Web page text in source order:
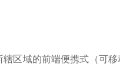
区域的前端便携式（可